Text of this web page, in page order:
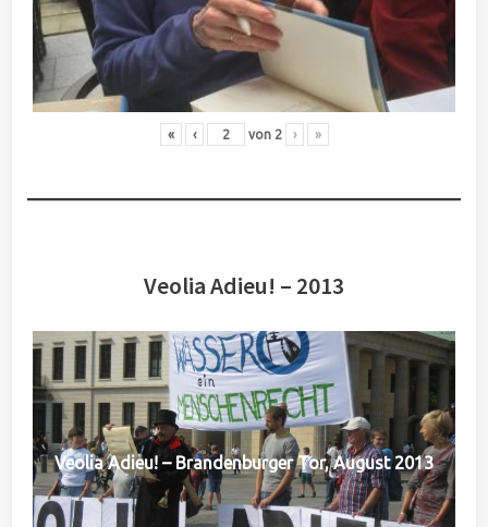
« ‹ von 2 › »
Veolia Adieu! – 2013
Veolia Adieu! – Brandenburger Tor, August 2013